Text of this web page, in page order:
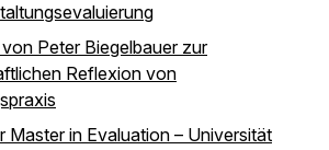
Peter Biegelbauer zur
Reflexion von
Master in Evaluation – Universität